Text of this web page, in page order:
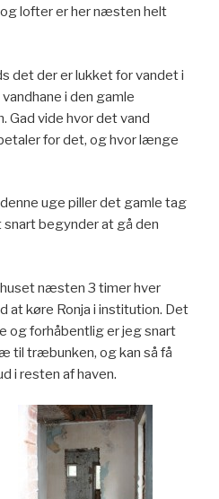
lofter er her næsten helt
det der er lukket for vandet i
i den gamle
Gad vide hvor det vand
for det, og hvor længe
uge piller det gamle tag
begynder at gå den
næsten 3 timer hver
at køre Ronja i institution. Det
og forhåbentlig er jeg snart
til træbunken, og kan så få
i resten af haven.